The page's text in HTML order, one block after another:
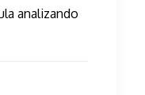
analizando